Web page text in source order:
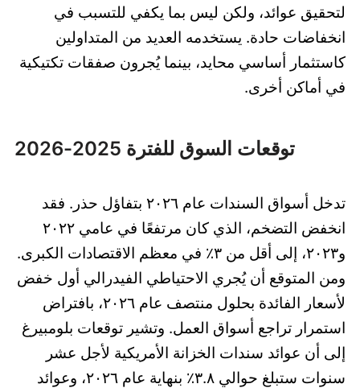
لتحقيق عوائد، ولكن ليس بما يكفي للتسبب في
انخفاضات حادة. يستخدمه العديد من المتداولين
كاستثمار أساسي محايد، بينما يُجرون صفقات تكتيكية
في أماكن أخرى.
توقعات السوق للفترة 2025-2026
تدخل أسواق السندات عام ٢٠٢٦ بتفاؤل حذر. فقد
انخفض التضخم، الذي كان مرتفعًا في عامي ٢٠٢٢
و٢٠٢٣، إلى أقل من ٣٪ في معظم الاقتصادات الكبرى.
ومن المتوقع أن يُجري الاحتياطي الفيدرالي أول خفض
لأسعار الفائدة بحلول منتصف عام ٢٠٢٦، بافتراض
استمرار تراجع أسواق العمل. وتشير توقعات بلومبيرغ
إلى أن عوائد سندات الخزانة الأمريكية لأجل عشر
سنوات ستبلغ حوالي ٣.٨٪ بنهاية عام ٢٠٢٦، وعوائد